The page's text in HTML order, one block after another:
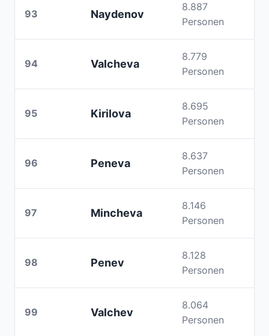
93 Naydenov
8.887
Personen
94 Valcheva
8.779
Personen
95 Kirilova
8.695
Personen
96 Peneva
8.637
Personen
97 Mincheva
8.146
Personen
98 Penev
8.128
Personen
99 Valchev
8.064
Personen